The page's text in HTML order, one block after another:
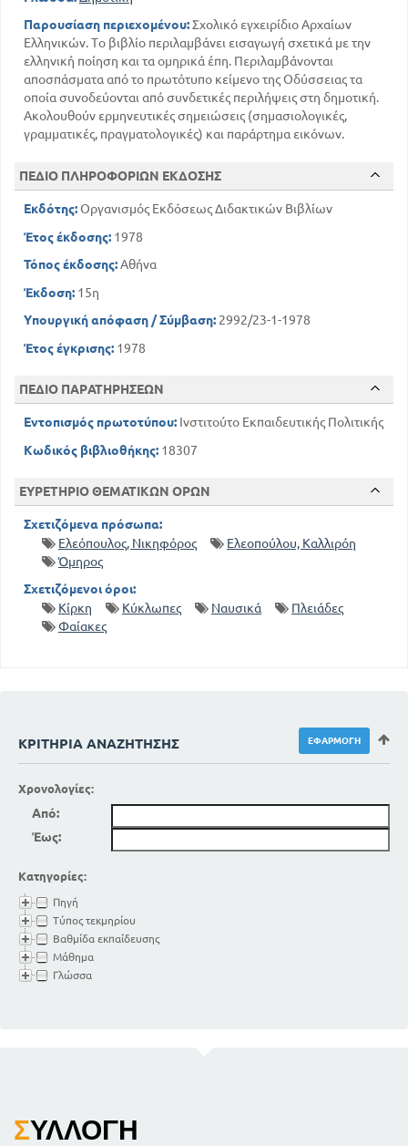
Παρουσίαση περιεχομένου:Σχολικό εγχειρίδιο Αρχαίων
Ελληνικών. Το βιβλίο περιλαμβάνει εισαγωγή σχετικά με την
ελληνική ποίηση και τα ομηρικά έπη. Περιλαμβάνονται
αποσπάσματα από το πρωτότυπο κείμενο της Οδύσσειας τα
οποία συνοδεύονται από συνδετικές περιλήψεις στη δημοτική.
Ακολουθούν ερμηνευτικές σημειώσεις (σημασιολογικές,
γραμματικές, πραγματολογικές) και παράρτημα εικόνων.
ΠΕΔΙΟ ΠΛΗΡΟΦΟΡΙΩΝ ΕΚΔΟΣΗΣ
Εκδότης:Οργανισμός Εκδόσεως Διδακτικών Βιβλίων
Έτος έκδοσης: 1978
Τόπος έκδοσης:Αθήνα
Έκδοση: 15η
Υπουργική απόφαση / Σύμβαση: 2992/23-1-1978
Έτος έγκρισης: 1978
ΠΕΔΙΟ ΠΑΡΑΤΗΡΗΣΕΩΝ
Εντοπισμός πρωτοτύπου: Ινστιτούτο Εκπαιδευτικής Πολιτικής
Κωδικός βιβλιοθήκης: 18307
ΕΥΡΕΤΗΡΙΟ ΘΕΜΑΤΙΚΩΝ ΟΡΩΝ
Σχετιζόμενα πρόσωπα:
Ελεόπουλος, Νικηφόρος
Ελεοπούλου, Καλλιρόη
Όμηρος
Σχετιζόμενοι όροι:
Κίρκη
Κύκλωπες Ναυσικά
Πλειάδες
Φαίακες
ΚΡΙΤΉΡΙΑ ΑΝΑΖΉΤΗΣΗΣ
Χρονολογίες:
Από:
Έως:
Κατηγορίες:
Πηγή
Τύπος τεκμηρίου
Βαθμίδα εκπαίδευσης
Μάθημα
Γλώσσα
ΣΥΛΛΟΓΉ